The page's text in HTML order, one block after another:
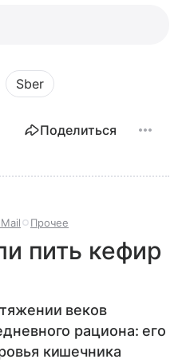
Sber
Поделиться
Прочее
пить кефир
веков
рациона: его
кишечника